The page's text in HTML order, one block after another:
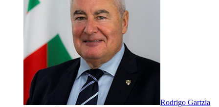
Rodrigo Gartzia